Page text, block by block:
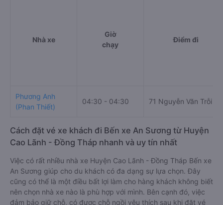
Nhà xe
Giờ
chạy
Điểm đi
Phương Anh
(Phan Thiết)
04:30 - 04:30 71 Nguyễn Văn Trỗi
Cách đặt vé xe khách đi Bến xe An Sương từ Huyện
Cao Lãnh - Đồng Tháp nhanh và uy tín nhất
Việc có rất nhiều nhà xe Huyện Cao Lãnh - Đồng Tháp Bến xe
An Sương giúp cho du khách có đa dạng sự lựa chọn. Đây
cũng có thể là một điều bất lợi làm cho hàng khách không biết
nên chọn nhà xe nào là phù hợp với mình. Bên cạnh đó, việc
đảm bảo giữ chỗ, có được chỗ ngồi yêu thích sau khi đặt vé